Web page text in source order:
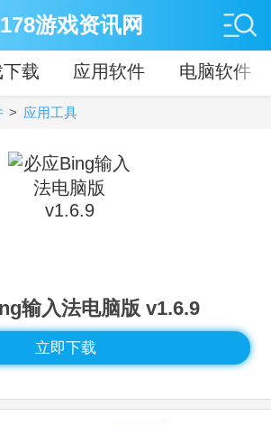
178游戏资讯网
载 应用软件 电脑软件
> 应用工具
输入法电脑版 v1.6.9
立即下载